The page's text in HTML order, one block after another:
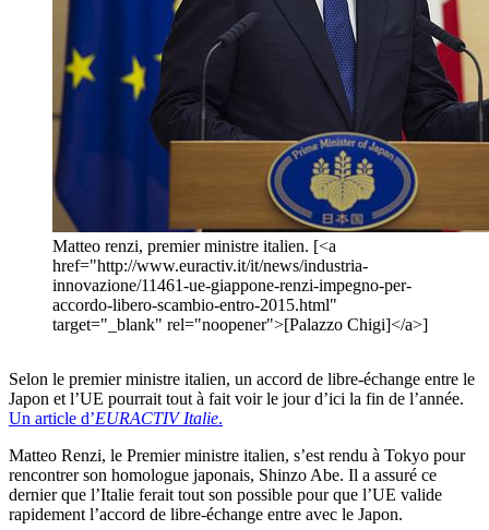
Matteo renzi, premier ministre italien. [<a
href="http://www.euractiv.it/it/news/industria-
innovazione/11461-ue-giappone-renzi-impegno-per-
accordo-libero-scambio-entro-2015.html"
target="_blank" rel="noopener">[Palazzo Chigi]</a>]
Selon le premier ministre italien, un accord de libre-échange entre le
Japon et l’UE pourrait tout à fait voir le jour d’ici la fin de l’année.
Un article d’EURACTIV Italie.
Matteo Renzi, le Premier ministre italien, s’est rendu à Tokyo pour
rencontrer son homologue japonais, Shinzo Abe. Il a assuré ce
dernier que l’Italie ferait tout son possible pour que l’UE valide
rapidement l’accord de libre-échange entre avec le Japon.